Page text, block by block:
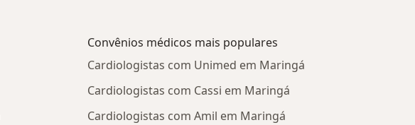
Convênios médicos mais populares
Cardiologistas com Unimed em Maringá
Cardiologistas com Cassi em Maringá
Cardiologistas com Amil em Maringá